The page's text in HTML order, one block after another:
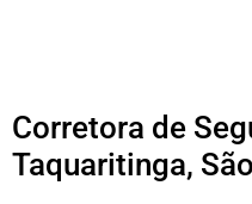
Corretora de
Taquaritinga,